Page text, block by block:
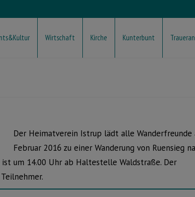
Wirtschaft Kirche Kunterbunt
Der Heimatverein Istrup lädt alle Wanderfreunde
Februar 2016 zu einer Wanderung von Ruensieg
um 14.00 Uhr ab Haltestelle Waldstraße. Der